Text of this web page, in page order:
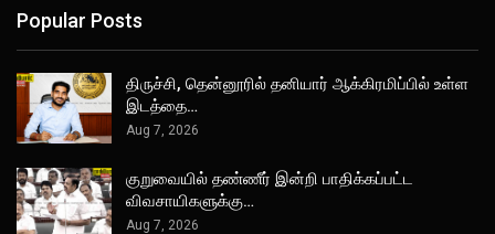
Popular Posts
திருச்சி, தென்னூரில் தனியார் ஆக்கிரமிப்பில் உள்ள
இடத்தை…
Aug 7, 2026
குறுவையில் தண்ணீர் இன்றி பாதிக்கப்பட்ட
விவசாயிகளுக்கு…
Aug 7, 2026